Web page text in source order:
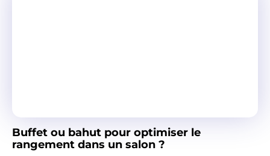
Buffet ou bahut pour optimiser le
rangement dans un salon ?